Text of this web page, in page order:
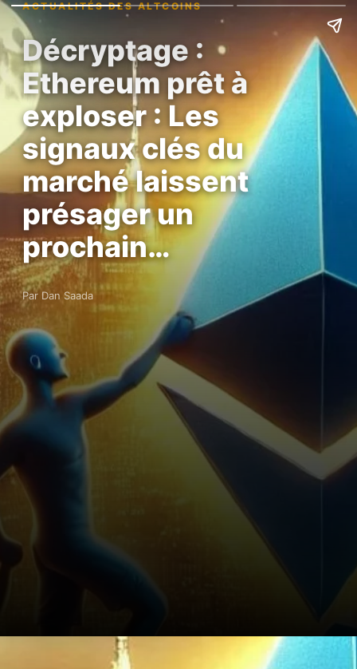
ACTUALITÉS DES ALTCOINS
Décryptage :
Ethereum prêt à
exploser : Les
signaux clés du
marché laissent
présager un
prochain…
Par Dan Saada